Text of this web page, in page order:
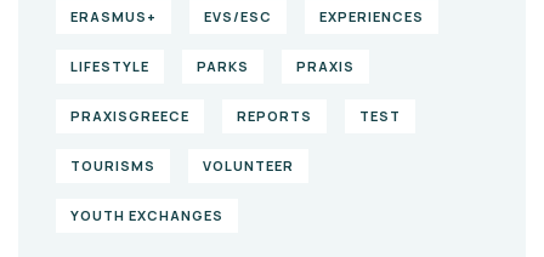
ERASMUS+ EVS/ESC EXPERIENCES
LIFESTYLE PARKS PRAXIS
PRAXISGREECE REPORTS TEST
TOURISMS VOLUNTEER
YOUTH EXCHANGES